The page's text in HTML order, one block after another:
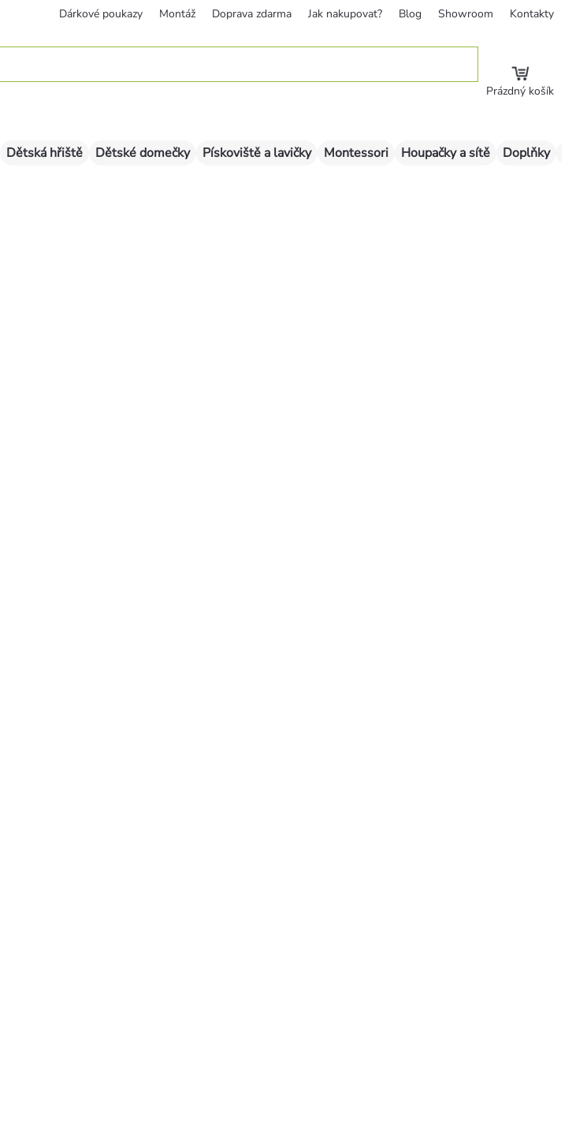
Dárkové poukazy Montáž Doprava zdarma Jak nakupovat? Blog Showroom Kontakty
Prázdný košík
Dětská hřiště Dětské domečky Pískoviště a lavičky Montessori Houpačky a sítě Doplňky